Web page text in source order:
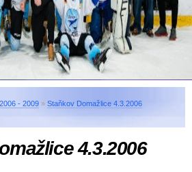
- 2009 » Staňkov Domažlice 4.3.2006
4.3.2006